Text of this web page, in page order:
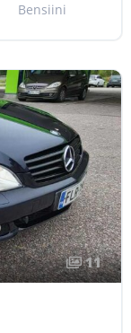
Bensiini
11